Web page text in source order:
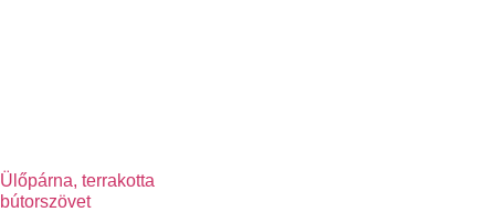
Ülőpárna, terrakotta
bútorszövet